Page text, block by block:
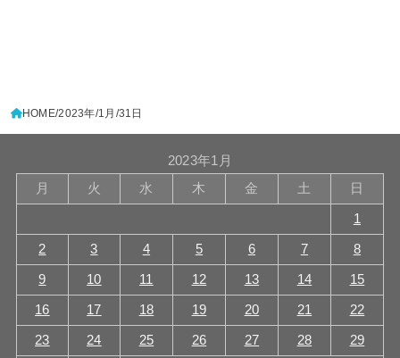
HOME 2023年 1月 31日
2023年1月
月
火 水 木 金 土 日
1
2 3 4 5 6 7 8
9 10 11 12 13 14 15
16 17 18 19 20 21 22
23 24 25 26 27 28 29